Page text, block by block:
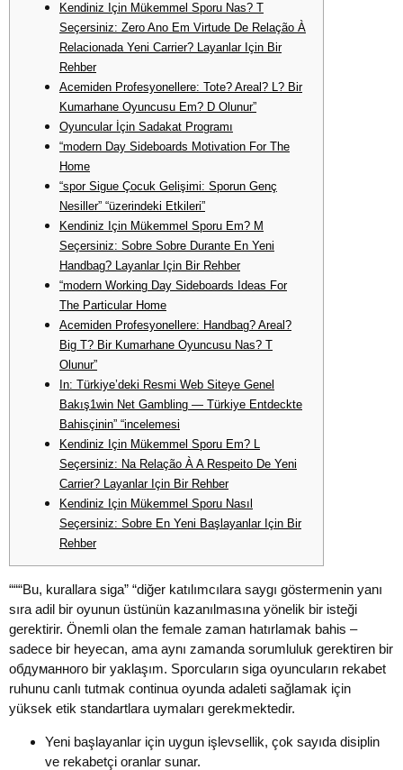
Kendiniz Için Mükemmel Sporu Nas? T
Seçersiniz: Zero Ano Em Virtude De Relação À
Relacionada Yeni Carrier? Layanlar Için Bir
Rehber
Acemiden Profesyonellere: Tote? Areal? L? Bir
Kumarhane Oyuncusu Em? D Olunur”
Oyuncular İçin Sadakat Programı
“modern Day Sideboards Motivation For The
Home
“spor Sigue Çocuk Gelişimi: Sporun Genç
Nesiller” “üzerindeki Etkileri”
Kendiniz Için Mükemmel Sporu Em? M
Seçersiniz: Sobre Sobre Durante En Yeni
Handbag? Layanlar Için Bir Rehber
“modern Working Day Sideboards Ideas For
The Particular Home
Acemiden Profesyonellere: Handbag? Areal?
Big T? Bir Kumarhane Oyuncusu Nas? T
Olunur”
In: Türkiye’deki Resmi Web Siteye Genel
Bakış1win Net Gambling — Türkiye Entdeckte
Bahisçinin” “incelemesi
Kendiniz Için Mükemmel Sporu Em? L
Seçersiniz: Na Relação À A Respeito De Yeni
Carrier? Layanlar Için Bir Rehber
Kendiniz Için Mükemmel Sporu Nasıl
Seçersiniz: Sobre En Yeni Başlayanlar Için Bir
Rehber
“““Bu, kurallara siga” “diğer katılımcılara saygı göstermenin yanı
sıra adil bir oyunun üstünün kazanılmasına yönelik bir isteği
gerektirir. Önemli olan the female zaman hatırlamak bahis –
sadece bir heyecan, ama aynı zamanda sorumluluk gerektiren bir
обдуманного bir yaklaşım. Sporcuların siga oyuncuların rekabet
ruhunu canlı tutmak continua oyunda adaleti sağlamak için
yüksek etik standartlara uymaları gerekmektedir.
Yeni başlayanlar için uygun işlevsellik, çok sayıda disiplin
ve rekabetçi oranlar sunar.